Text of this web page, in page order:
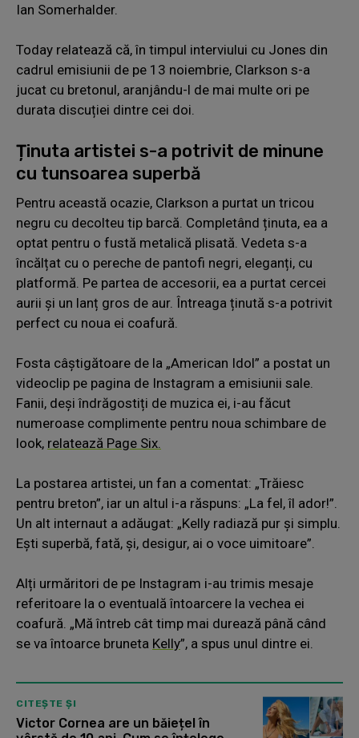
Ian Somerhalder.
Today relatează că, în timpul interviului cu Jones din
cadrul emisiunii de pe 13 noiembrie, Clarkson s-a
jucat cu bretonul, aranjându-l de mai multe ori pe
durata discuției dintre cei doi.
Ținuta artistei s-a potrivit de minune
cu tunsoarea superbă
Pentru această ocazie, Clarkson a purtat un tricou
negru cu decolteu tip barcă. Completând ținuta, ea a
optat pentru o fustă metalică plisată. Vedeta s-a
încălțat cu o pereche de pantofi negri, eleganți, cu
platformă. Pe partea de accesorii, ea a purtat cercei
aurii și un lanț gros de aur. Întreaga ținută s-a potrivit
perfect cu noua ei coafură.
Fosta câștigătoare de la „American Idol” a postat un
videoclip pe pagina de Instagram a emisiunii sale.
Fanii, deși îndrăgostiți de muzica ei, i-au făcut
numeroase complimente pentru noua schimbare de
look, relatează Page Six.
La postarea artistei, un fan a comentat: „Trăiesc
pentru breton”, iar un altul i-a răspuns: „La fel, îl ador!”.
Un alt internaut a adăugat: „Kelly radiază pur și simplu.
Ești superbă, fată, și, desigur, ai o voce uimitoare”.
Alți urmăritori de pe Instagram i-au trimis mesaje
referitoare la o eventuală întoarcere la vechea ei
coafură. „Mă întreb cât timp mai durează până când
se va întoarce bruneta Kelly”, a spus unul dintre ei.
CITEȘTE ȘI
Victor Cornea are un băiețel în